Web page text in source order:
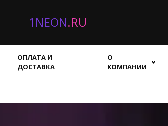
1NEON.RU
ОПЛАТА И
ДОСТАВКА
О
КОМПАНИИ